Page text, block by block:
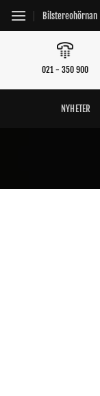
Skip
Bilstereohörnan
021 - 350 900
NYHETER